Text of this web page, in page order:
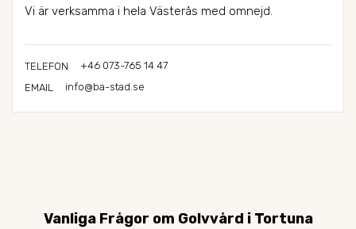
Vi är verksamma i hela Västerås med omnejd.
TELEFON
+46 073-765 14 47
EMAIL
info@ba-stad.se
Vanliga Frågor om Golvvård i Tortuna